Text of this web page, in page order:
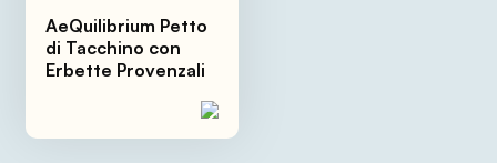
AeQuilibrium Petto
di Tacchino con
Erbette Provenzali